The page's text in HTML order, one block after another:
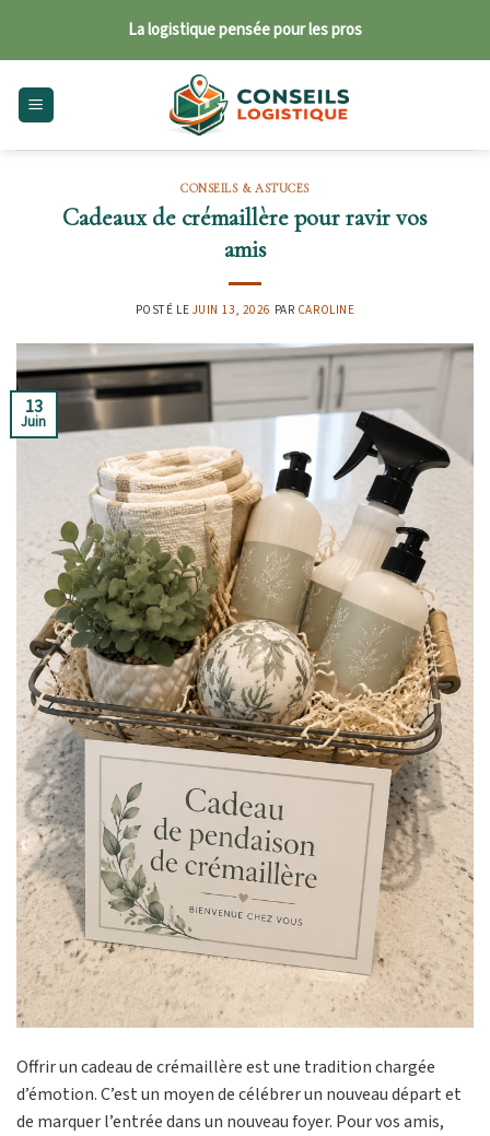
content
La logistique pensée pour les pros
CONSEILS & ASTUCES
Cadeaux de crémaillère pour ravir vos
amis
POSTÉ LE JUIN 13, 2026 PAR CAROLINE
13
Juin
Offrir un cadeau de crémaillère est une tradition chargée
d’émotion. C’est un moyen de célébrer un nouveau départ et
de marquer l’entrée dans un nouveau foyer. Pour vos amis,